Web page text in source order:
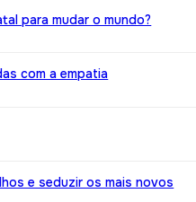
para mudar o mundo?
com a empatia
e seduzir os mais novos